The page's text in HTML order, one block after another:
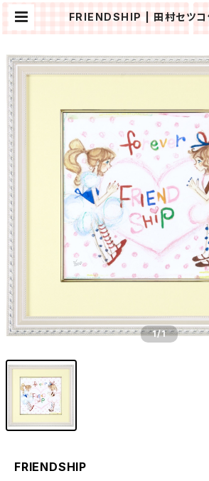
FRIENDSHIP | 田村セツコ
1/1
FRIENDSHIP